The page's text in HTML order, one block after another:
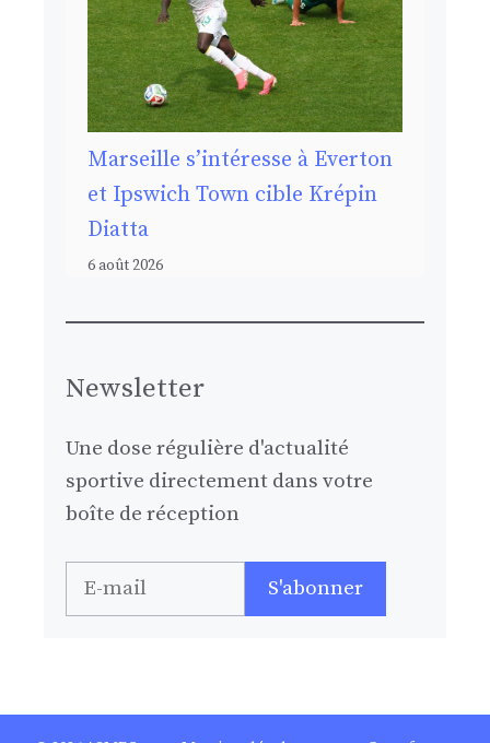
Marseille s’intéresse à Everton
et Ipswich Town cible Krépin
Diatta
6 août 2026
Newsletter
Une dose régulière d'actualité
sportive directement dans votre
boîte de réception